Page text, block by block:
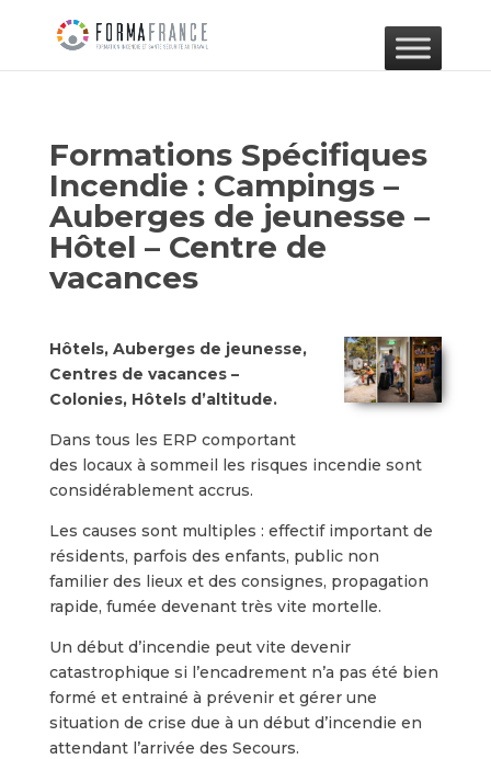
Formations Spécifiques
Incendie : Campings –
Auberges de jeunesse –
Hôtel – Centre de
vacances
Hôtels, Auberges de jeunesse,
Centres de vacances –
Colonies, Hôtels d’altitude.
Dans tous les ERP comportant
des locaux à sommeil les risques incendie sont
considérablement accrus.
Les causes sont multiples : effectif important de
résidents, parfois des enfants, public non
familier des lieux et des consignes, propagation
rapide, fumée devenant très vite mortelle.
Un début d’incendie peut vite devenir
catastrophique si l’encadrement n’a pas été bien
formé et entrainé à prévenir et gérer une
situation de crise due à un début d’incendie en
attendant l’arrivée des Secours.